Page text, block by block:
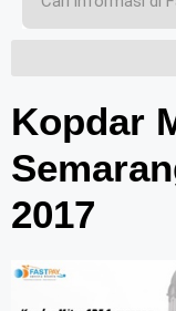
Kopdar
2017